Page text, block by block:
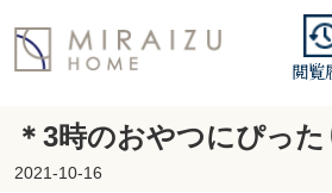
閲覧
＊3時のおやつにぴった
2021-10-16